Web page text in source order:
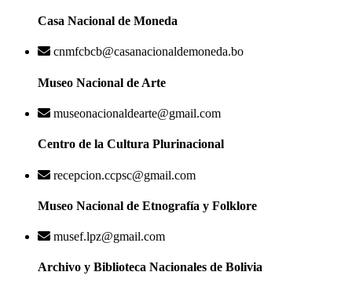
Casa Nacional de Moneda
cnmfcbcb@casanacionaldemoneda.bo
Museo Nacional de Arte
museonacionaldearte@gmail.com
Centro de la Cultura Plurinacional
recepcion.ccpsc@gmail.com
Museo Nacional de Etnografía y Folklore
musef.lpz@gmail.com
Archivo y Biblioteca Nacionales de Bolivia